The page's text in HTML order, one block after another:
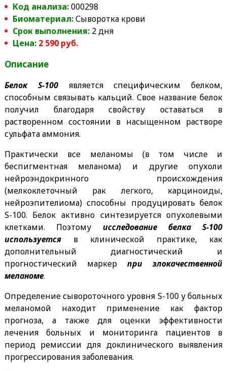
Код анализа:000298
Биоматериал:Сыворотка крови
Срок выполнения:2 дня
Цена: 2 590 руб.
Описание
Белок S-100является специфическим белком,
способным связывать кальций. Свое название белок
получил благодаря свойству оставаться в
растворенном состоянии в насыщенном растворе
сульфата аммония.
Практически все меланомы (в том числе и
беспигментная меланома) и другие опухоли
нейроэндокринного происхождения
(мелкоклеточный рак легкого, карциноиды,
нейроэпителиома) способны продуцировать белок
S-100. Белок активно синтезируется опухолевыми
клетками. Поэтому исследование белка S-100
используетсяв клинической практике, как
дополнительный диагностический и
прогностический маркерпри злокачественной
меланоме.
Определение сывороточного уровня S-100 у больных
меланомой находит применение как фактор
прогноза, а также для оценки эффективности
лечения больных и мониторинга пациентов в
период ремиссии для доклинического выявления
прогрессирования заболевания.